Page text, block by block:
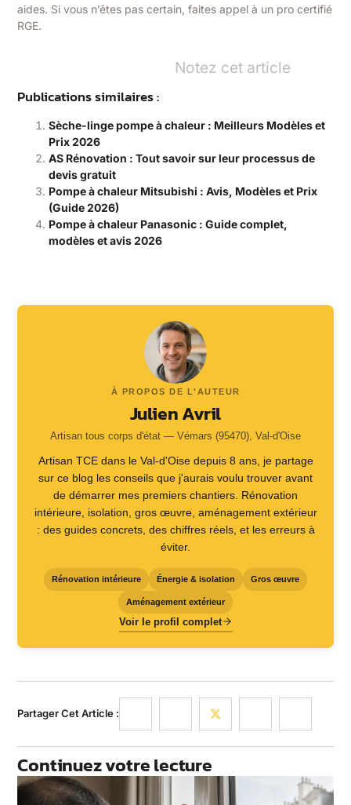
aides. Si vous n’êtes pas certain, faites appel à un pro certifié
RGE.
Notez cet article
Publications similaires :
Sèche-linge pompe à chaleur : Meilleurs Modèles et
Prix 2026
AS Rénovation : Tout savoir sur leur processus de
devis gratuit
Pompe à chaleur Mitsubishi : Avis, Modèles et Prix
(Guide 2026)
Pompe à chaleur Panasonic : Guide complet,
modèles et avis 2026
À PROPOS DE L'AUTEUR
Julien Avril
Artisan tous corps d'état — Vémars (95470), Val-d'Oise
Artisan TCE dans le Val-d'Oise depuis 8 ans, je partage
sur ce blog les conseils que j'aurais voulu trouver avant
de démarrer mes premiers chantiers. Rénovation
intérieure, isolation, gros œuvre, aménagement extérieur
: des guides concrets, des chiffres réels, et les erreurs à
éviter.
Rénovation intérieure Énergie & isolation Gros œuvre
Aménagement extérieur
Voir le profil complet
Partager Cet Article :
Continuez votre lecture